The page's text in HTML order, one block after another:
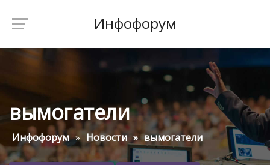
Инфофорум
вымогатели
Инфофорум Новости вымогатели